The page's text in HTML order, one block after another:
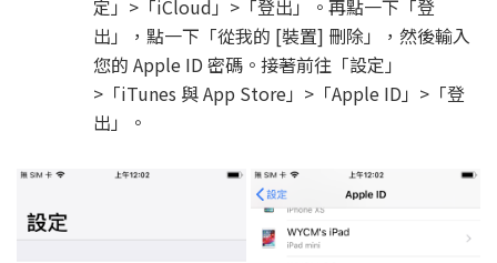
定」>「iCloud」>「登出」。再點一下「登
出」，點一下「從我的 [裝置] 刪除」，然後輸入
您的 Apple ID 密碼。接著前往「設定」
>「iTunes 與 App Store」>「Apple ID」>「登
出」。